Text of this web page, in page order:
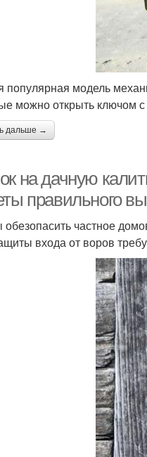
популярная модель
можно открыть ключом
дальше →
на дачную
правильного
частное
входа от воров